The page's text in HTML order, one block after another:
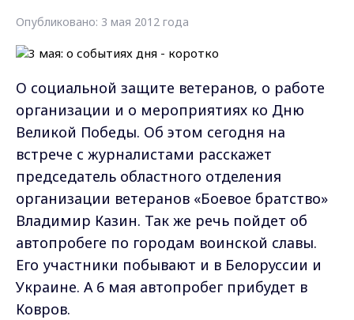
Опубликовано: 3 мая 2012 года
О социальной защите ветеранов, о работе
организации и о мероприятиях ко Дню
Великой Победы. Об этом сегодня на
встрече с журналистами расскажет
председатель областного отделения
организации ветеранов «Боевое братство»
Владимир Казин. Так же речь пойдет об
автопробеге по городам воинской славы.
Его участники побывают и в Белоруссии и
Украине. А 6 мая автопробег прибудет в
Ковров.